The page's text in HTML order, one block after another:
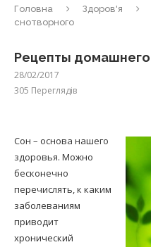
Головна Здоров'я
снотворного
Рецепты домашнего
28/02/2017
305 Переглядів
Сон – основа нашего
здоровья. Можно
бесконечно
перечислять, к каким
заболеваниям
приводит
хронический